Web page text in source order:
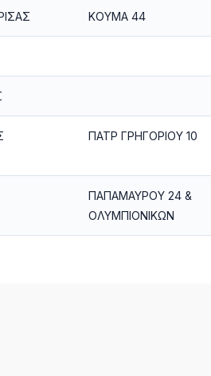
ΚΟΥΜΑ 44
ΠΑΤΡ ΓΡΗΓΟΡΙΟΥ 10
ΠΑΠΑΜΑΥΡΟΥ 24 &
ΟΛΥΜΠΙΟΝΙΚΩΝ